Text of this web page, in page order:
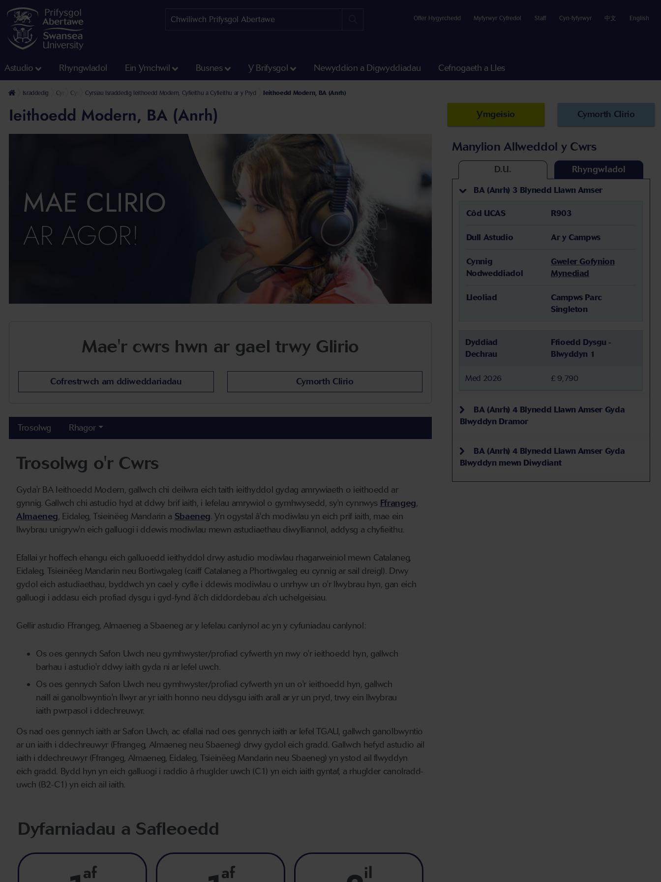
Offer Hygyrchedd Myfyrwyr Cyfredol Staff Cyn-fyfyrwyr 中文 English
Astudio Rhyngwladol Ein Ymchwil Busnes Y Brifysgol Newyddion a Digwyddiadau Cefnogaeth a Lles
Israddedig Cyrsiau Israddedig
Cyrsiau Israddedig Ysgol Diwylliant a Chyfathrebu
Cyrsiau Israddedig Ieithoedd Modern, Cyfieithu a Cyfieithu ar y Pryd Ieithoedd Modern, BA (Anrh)
Ieithoedd Modern, BA (Anrh) Ymgeisio Cymorth Clirio
Manylion Allweddol y Cwrs
D.U. Rhyngwladol
BA (Anrh) 3 Blynedd Llawn Amser
Côd UCAS R903
Dull Astudio Ar y Campws
Cynnig
Nodweddiadol
Gweler Gofynion
Mynediad
Lleoliad
Campws Parc
Singleton
Dyddiad
Dechrau
Ffioedd Dysgu -
Blwyddyn 1
Med 2026 £ 9,790
BA (Anrh) 4 Blynedd Llawn Amser Gyda
Blwyddyn Dramor
BA (Anrh) 4 Blynedd Llawn Amser Gyda
Blwyddyn mewn Diwydiant
MAE CLIRIO
AR AGOR!
Mae'r cwrs hwn ar gael trwy Glirio
Cofrestrwch am ddiweddariadau Cymorth Clirio
Trosolwg Rhagor
Trosolwg o'r Cwrs
Gyda'r BA Ieithoedd Modern, gallwch chi deilwra eich taith ieithyddol gydag amrywiaeth o ieithoedd ar
gynnig. Gallwch chi astudio hyd at ddwy brif iaith, i lefelau amrywiol o gymhwysedd, sy'n cynnwys Ffrangeg,
Almaeneg, Eidaleg, Tsieinëeg Mandarin a Sbaeneg. Yn ogystal â'ch modiwlau yn eich prif iaith, mae ein
llwybrau unigryw'n eich galluogi i ddewis modiwlau mewn astudiaethau diwylliannol, addysg a chyfieithu.
Efallai yr hoffech ehangu eich galluoedd ieithyddol drwy astudio modiwlau rhagarweiniol mewn Catalaneg,
Eidaleg, Tsieinëeg Mandarin neu Bortiwgaleg (caiff Catalaneg a Phortiwgaleg eu cynnig ar sail dreigl). Drwy
gydol eich astudiaethau, byddwch yn cael y cyfle i ddewis modiwlau o unrhyw un o'r llwybrau hyn, gan eich
galluogi i addasu eich profiad dysgu i gyd-fynd â‘ch diddordebau a'ch uchelgeisiau.
Gellir astudio Ffrangeg, Almaeneg a Sbaeneg ar y lefelau canlynol ac yn y cyfuniadau canlynol:
Os oes gennych Safon Uwch neu gymhwyster/profiad cyfwerth yn nwy o'r ieithoedd hyn, gallwch
barhau i astudio'r ddwy iaith gyda ni ar lefel uwch.
Os oes gennych Safon Uwch neu gymhwyster/profiad cyfwerth yn un o'r ieithoedd hyn, gallwch
naill ai ganolbwyntio'n llwyr ar yr iaith honno neu ddysgu iaith arall ar yr un pryd, trwy ein llwybrau
iaith pwrpasol i ddechreuwyr.
Os nad oes gennych iaith ar Safon Uwch, ac efallai nad oes gennych iaith ar lefel TGAU, gallwch ganolbwyntio
ar un iaith i ddechreuwyr (Ffrangeg, Almaeneg neu Sbaeneg) drwy gydol eich gradd. Gallwch hefyd astudio ail
iaith i ddechreuwyr (Ffrangeg, Almaeneg, Eidaleg, Tsieinëeg Mandarin neu Sbaeneg) yn ystod ail flwyddyn
eich gradd. Bydd hyn yn eich galluogi i raddio â rhuglder uwch (C1) yn eich iaith gyntaf, a rhuglder canolradd-
uwch (B2-C1) yn eich ail iaith.
Dyfarniadau a Safleoedd
af af il